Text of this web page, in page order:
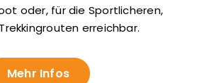
oder, für die Sportlicheren,
erreichbar.
Mehr Infos